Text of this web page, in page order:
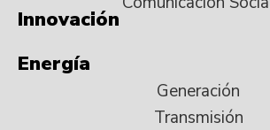
Innovación
Energía
Generación
Transmisión